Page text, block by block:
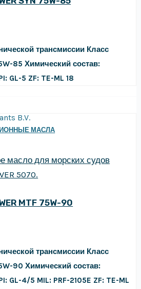
трансмиссии Класс
85 Химический состав:
GL-5 ZF: TE-ML 18
B.V.
МАСЛА
MTF 75W-90
трансмиссии Класс
90 Химический состав:
GL-4/5 MIL: PRF-2105E ZF: TE-ML